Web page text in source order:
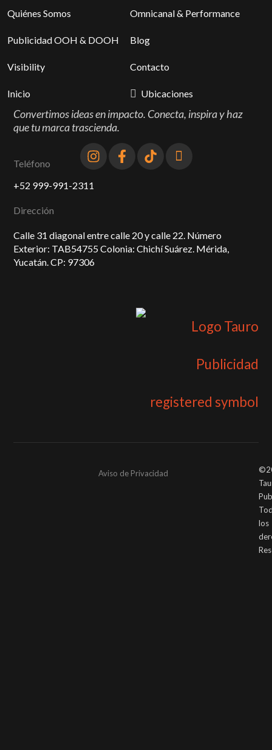
Quiénes Somos
Publicidad OOH & DOOH
Visibility
Inicio
Omnicanal & Performance
Blog
Contacto
Ubicaciones
Convertimos ideas en impacto. Conecta, inspira y haz
que tu marca trascienda.
Teléfono
+52 999-991-2311
Dirección
Calle 31 diagonal entre calle 20 y calle 22. Número
Exterior: TAB54755 Colonia: Chichí Suárez. Mérida,
Yucatán. CP: 97306
Aviso de Privacidad
los